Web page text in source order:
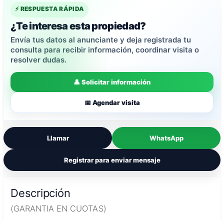
⚡ RESPUESTA RÁPIDA
¿Te interesa esta propiedad?
Envía tus datos al anunciante y deja registrada tu
consulta para recibir información, coordinar visita o
resolver dudas.
👤 Solicitar información
📅 Agendar visita
Llamar WhatsApp
Registrar para enviar mensaje
Descripción
(GARANTIA EN CUOTAS)